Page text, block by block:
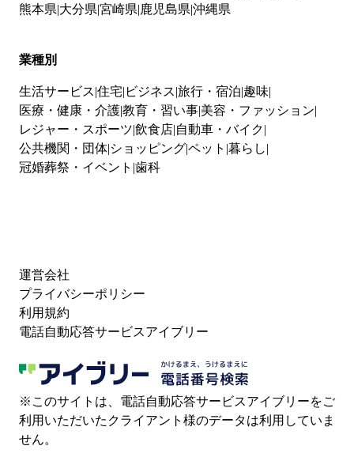
熊本県 大分県 宮崎県 鹿児島県 沖縄県
業種別
生活サービス 住宅 ビジネス 旅行・宿泊 趣味
医療・健康・介護教育・習い事 美容・ファッション
レジャー・スポーツ 飲食店 自動車・バイク
公共機関・団体 ショッピングペット 暮らし
冠婚葬祭・イベント 歯科
運営会社
プライバシーポリシー
利用規約
電話自動応答サービスアイブリー
※このサイトは、電話自動応答サービスアイブリーをご
利用いただいたクライアント様のデータは利用していま
せん。